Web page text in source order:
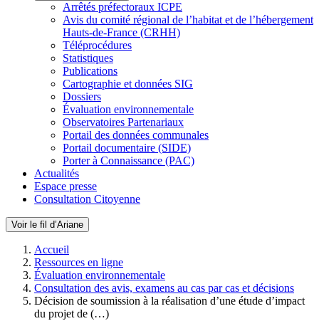
Arrêtés préfectoraux ICPE
Avis du comité régional de l’habitat et de l’hébergement
Hauts-de-France (CRHH)
Téléprocédures
Statistiques
Publications
Cartographie et données SIG
Dossiers
Évaluation environnementale
Observatoires Partenariaux
Portail des données communales
Portail documentaire (SIDE)
Porter à Connaissance (PAC)
Actualités
Espace presse
Consultation Citoyenne
Voir le fil d’Ariane
Accueil
Ressources en ligne
Évaluation environnementale
Consultation des avis, examens au cas par cas et décisions
Décision de soumission à la réalisation d’une étude d’impact
du projet de (…)